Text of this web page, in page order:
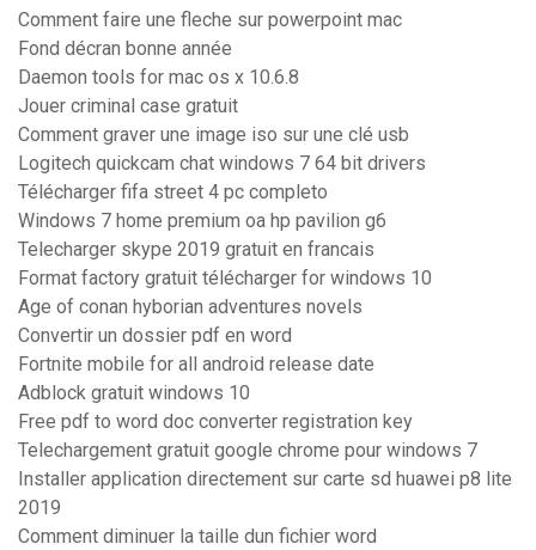
Comment faire une fleche sur powerpoint mac
Fond décran bonne année
Daemon tools for mac os x 10.6.8
Jouer criminal case gratuit
Comment graver une image iso sur une clé usb
Logitech quickcam chat windows 7 64 bit drivers
Télécharger fifa street 4 pc completo
Windows 7 home premium oa hp pavilion g6
Telecharger skype 2019 gratuit en francais
Format factory gratuit télécharger for windows 10
Age of conan hyborian adventures novels
Convertir un dossier pdf en word
Fortnite mobile for all android release date
Adblock gratuit windows 10
Free pdf to word doc converter registration key
Telechargement gratuit google chrome pour windows 7
Installer application directement sur carte sd huawei p8 lite
2019
Comment diminuer la taille dun fichier word